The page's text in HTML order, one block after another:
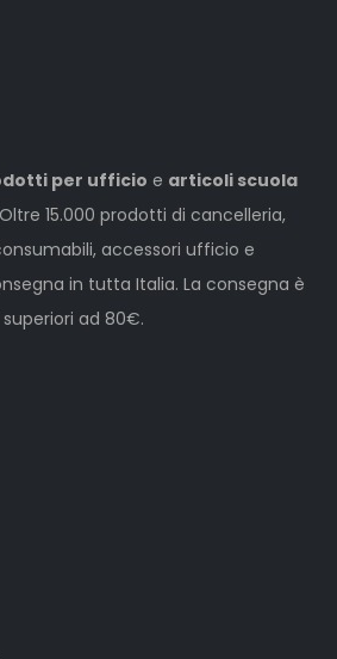
per ufficio e articoli scuola
15.000 prodotti di cancelleria,
accessori ufficio e
in tutta Italia. La consegna è
ad 80€.